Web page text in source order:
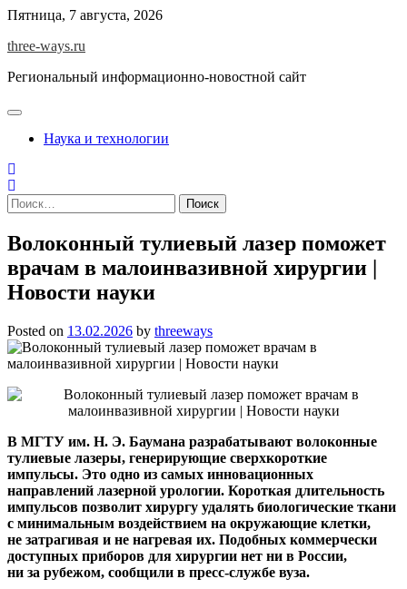
Skip
content
Пятница, 7 августа, 2026
three-ways.ru
Региональный информационно-новостной сайт
Наука и технологии
Найти:
Волоконный тулиевый лазер поможет
врачам в малоинвазивной хирургии |
Новости науки
Posted on 13.02.2026 by threeways
В МГТУ им. Н. Э. Баумана разрабатывают волоконные
тулиевые лазеры, генерирующие сверхкороткие
импульсы. Это одно из самых инновационных
направлений лазерной урологии. Короткая длительность
импульсов позволит хирургу удалять биологические ткани
с минимальным воздействием на окружающие клетки,
не затрагивая и не нагревая их. Подобных коммерчески
доступных приборов для хирургии нет ни в России,
ни за рубежом, сообщили в пресс-службе вуза.